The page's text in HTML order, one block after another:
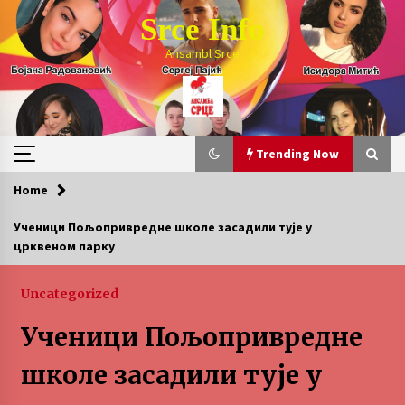
Skip
content
Srce Info
Ansambl Srce
Trending Now
Trending Now
LETO 2026. BULJARICE
Home
Ученици Пољопривредне школе засадили тује у
црквеном парку
Uncategorized
Ученици Пољопривредне
школе засадили тује у